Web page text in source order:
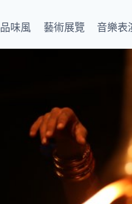
品味風 藝術展覽 音樂表